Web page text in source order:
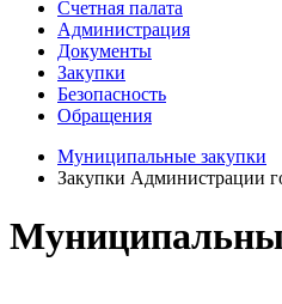
Счетная палата
Администрация
Документы
Закупки
Безопасность
Обращения
Муниципальные закупки
Закупки Администрации